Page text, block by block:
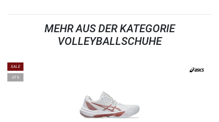
MEHR AUS DER KATEGORIE
VOLLEYBALLSCHUHE
SALE
-31%